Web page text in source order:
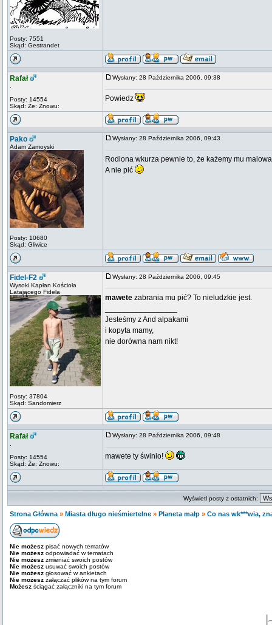
Posty: 7551
Skąd: Gestrandet
Rafał
Posty: 14554
Skąd: Że: Znowu:
Wysłany: 28 Października 2006, 09:38
Powiedz
Pako
Adam Zamoyski
Posty: 10680
Skąd: Gliwice
Wysłany: 28 Października 2006, 09:43
Rodiona wkurza pewnie to, że każemy mu
A nie pić
Fidel-F2
Wysoki Kapłan Kościoła
Latającego Fidela
Posty: 37804
Skąd: Sandomierz
Wysłany: 28 Października 2006, 09:45
mawete zabrania mu pić? To nieludzkie jest.
Jesteśmy z And alpakami
i kopyta mamy,
nie dorówna nam nikt!
Rafał
Posty: 14554
Skąd: Że: Znowu:
Wysłany: 28 Października 2006, 09:48
mawete ty świnio!
Wyświetl posty z ostatnich:
Strona Główna » Miasta długo nieśmiertelne » Planeta małp » Co nas wk***wia,
Nie możesz pisać nowych tematów
Nie możesz odpowiadać w tematach
Nie możesz zmieniać swoich postów
Nie możesz usuwać swoich postów
Nie możesz głosować w ankietach
Nie możesz załączać plików na tym forum
Możesz ściągać załączniki na tym forum